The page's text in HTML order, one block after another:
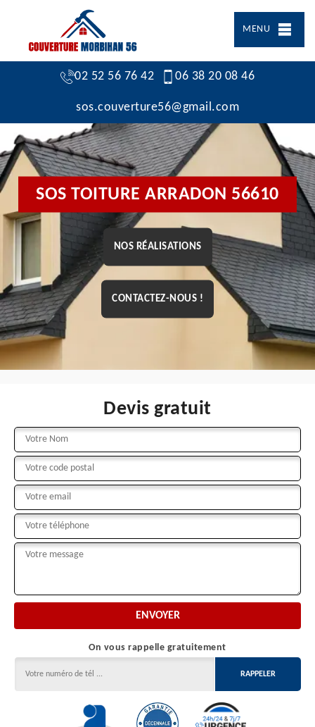
MENU
02 52 56 76 42 06 38 20 08 46
sos.couverture56@gmail.com
SOS TOITURE ARRADON 56610
NOS RÉALISATIONS
CONTACTEZ-NOUS !
Devis gratuit
On vous rappelle gratuitement